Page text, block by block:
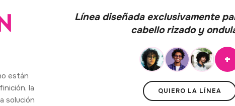
están
la
solución
Línea diseñada exclusivamente
cabello rizado y
+
QUIERO LA LÍNEA